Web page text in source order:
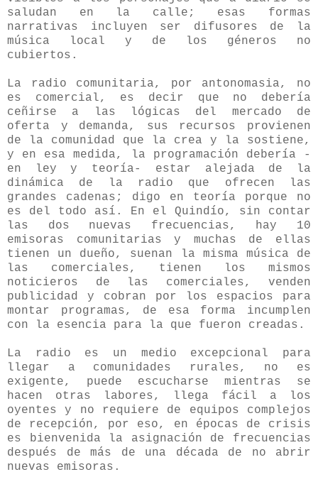
saludan en la calle; esas formas
narrativas incluyen ser difusores de la
música local y de los géneros no
cubiertos.
La radio comunitaria, por antonomasia, no
es comercial, es decir que no debería
ceñirse a las lógicas del mercado de
oferta y demanda, sus recursos provienen
de la comunidad que la crea y la sostiene,
y en esa medida, la programación debería -
en ley y teoría- estar alejada de la
dinámica de la radio que ofrecen las
grandes cadenas; digo en teoría porque no
es del todo así. En el Quindío, sin contar
las dos nuevas frecuencias, hay 10
emisoras comunitarias y muchas de ellas
tienen un dueño, suenan la misma música de
las comerciales, tienen los mismos
noticieros de las comerciales, venden
publicidad y cobran por los espacios para
montar programas, de esa forma incumplen
con la esencia para la que fueron creadas.
La radio es un medio excepcional para
llegar a comunidades rurales, no es
exigente, puede escucharse mientras se
hacen otras labores, llega fácil a los
oyentes y no requiere de equipos complejos
de recepción, por eso, en épocas de crisis
es bienvenida la asignación de frecuencias
después de más de una década de no abrir
nuevas emisoras.